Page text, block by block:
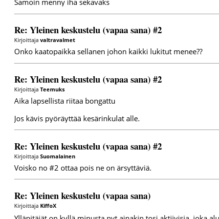
Re: Yleinen keskustelu (vapaa sana) #2
Kirjoittajavaltravalmet
Onko kaatopaikka sellanen johon kaikki lukitut menee??
Re: Yleinen keskustelu (vapaa sana) #2
KirjoittajaTeemuks
Aika lapsellista riitaa bongattu
Jos kävis pyöräyttää kesärinkulat alle.
Re: Yleinen keskustelu (vapaa sana) #2
KirjoittajaSuomalainen
Voisko no #2 ottaa pois ne on ärsyttäviä.
Re: Yleinen keskustelu (vapaa sana)
Kirjoittaja KiffoX